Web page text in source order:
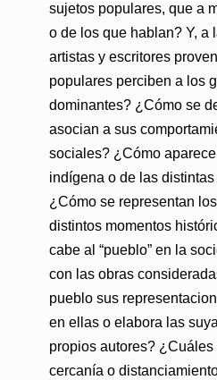
sujetos populares, que a
o de los que hablan? Y, a
artistas y escritores
populares perciben a los
dominantes? ¿Cómo se
asocian a sus
sociales? ¿Cómo
indígena o de las
¿Cómo se representan
distintos momentos
cabe al “pueblo” en la
con las obras
pueblo sus
en ellas o elabora las
propios autores?
cercanía o